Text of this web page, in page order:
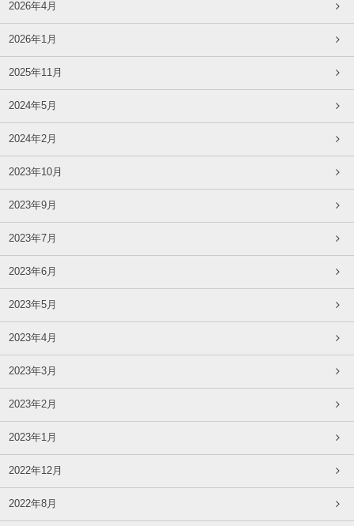
2026年4月
2026年1月
2025年11月
2024年5月
2024年2月
2023年10月
2023年9月
2023年7月
2023年6月
2023年5月
2023年4月
2023年3月
2023年2月
2023年1月
2022年12月
2022年8月